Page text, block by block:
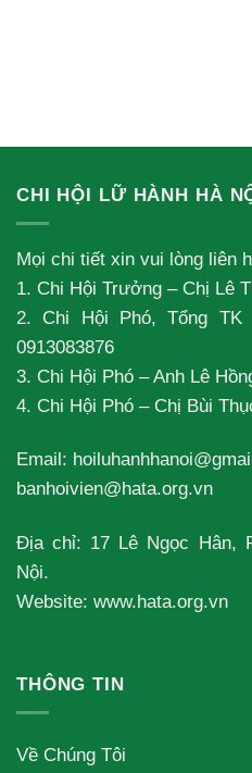
CHI HỘI LỮ HÀNH HÀ
Mọi chi tiết xin vui lòng liên
1. Chi Hội Trưởng – Chị Lê
2. Chi Hội Phó, Tổng TK
0913083876
3. Chi Hội Phó – Anh Lê
4. Chi Hội Phó – Chị Bùi
Email:
banhoivien@hata.org.vn
Địa chỉ: 17 Lê Ngọc Hân,
Nội.
Website: www.hata.org.vn
THÔNG TIN
Về Chúng Tôi